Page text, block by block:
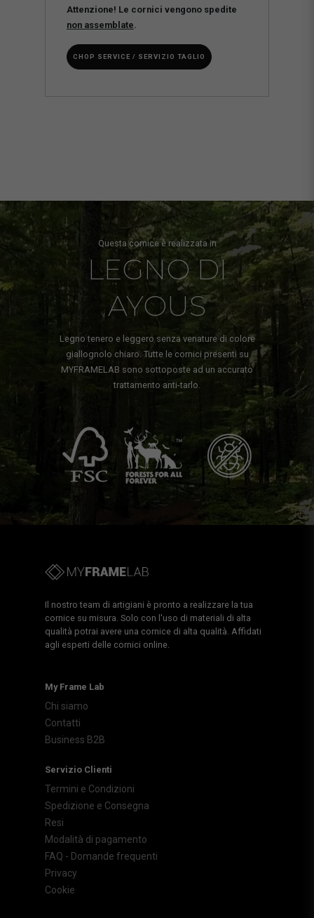
Attenzione! Le cornici vengono spedite
non assemblate
CHOP SERVICE / SERVIZIO TAGLIO
Questa cornice è realizzata in
LEGNO DI
AYOUS
Legno tenero e leggero senza venature di colore
giallognolo chiaro. Tutte le cornici presenti su
MYFRAMELAB sono sottoposte ad un accurato
trattamento anti-tarlo.
Il nostro team di artigiani è pronto a realizzare la tua
cornice su misura. Solo con l'uso di materiali di alta
qualità potrai avere una cornice di alta qualità. Affidati
agli esperti delle cornici online.
My Frame Lab
Chi siamo
Contatti
Business B2B
Servizio Clienti
Termini e Condizioni
Spedizione e Consegna
Resi
Modalità di pagamento
FAQ - Domande frequenti
Privacy
Cookie